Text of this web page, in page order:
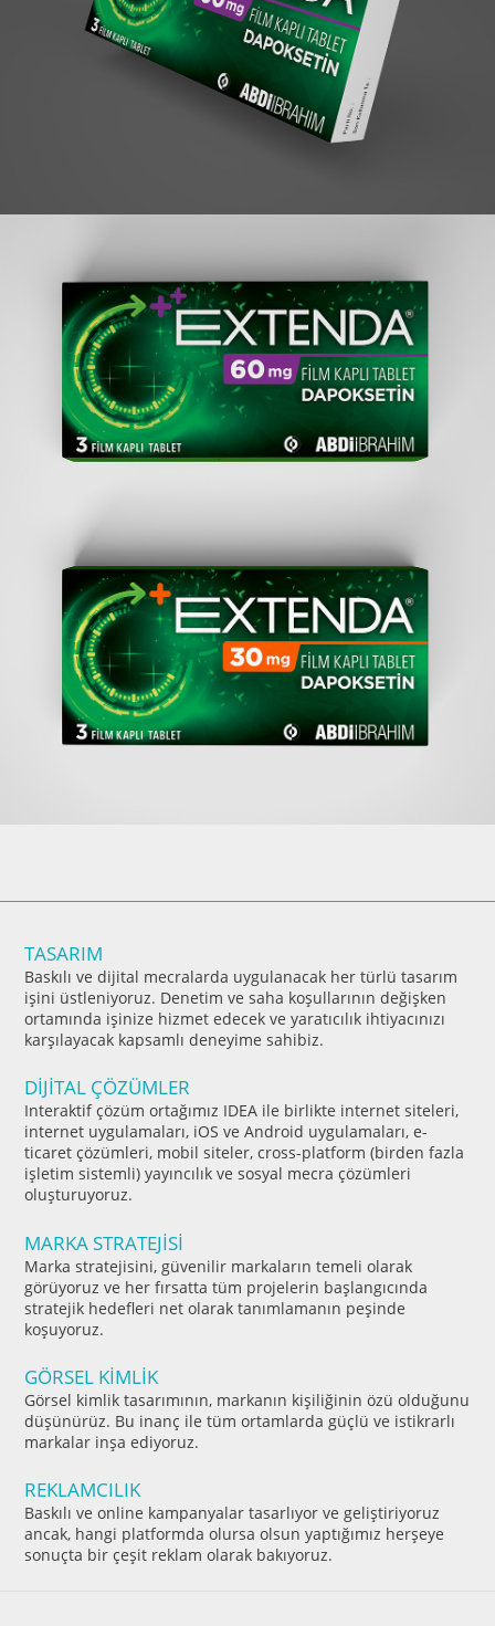
TASARIM
Baskılı ve dijital mecralarda uygulanacak her türlü tasarım
işini üstleniyoruz. Denetim ve saha koşullarının değişken
ortamında işinize hizmet edecek ve yaratıcılık ihtiyacınızı
karşılayacak kapsamlı deneyime sahibiz.
DİJİTAL ÇÖZÜMLER
Interaktif çözüm ortağımız IDEA ile birlikte internet siteleri,
internet uygulamaları, iOS ve Android uygulamaları, e-
ticaret çözümleri, mobil siteler, cross-platform (birden fazla
işletim sistemli) yayıncılık ve sosyal mecra çözümleri
oluşturuyoruz.
MARKA STRATEJİSİ
Marka stratejisini, güvenilir markaların temeli olarak
görüyoruz ve her fırsatta tüm projelerin başlangıcında
stratejik hedefleri net olarak tanımlamanın peşinde
koşuyoruz.
GÖRSEL KİMLİK
Görsel kimlik tasarımının, markanın kişiliğinin özü olduğunu
düşünürüz. Bu inanç ile tüm ortamlarda güçlü ve istikrarlı
markalar inşa ediyoruz.
REKLAMCILIK
Baskılı ve online kampanyalar tasarlıyor ve geliştiriyoruz
ancak, hangi platformda olursa olsun yaptığımız herşeye
sonuçta bir çeşit reklam olarak bakıyoruz.